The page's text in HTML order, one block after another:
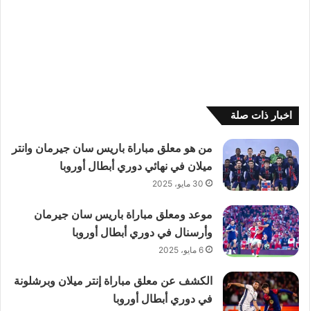
اخبار ذات صلة
من هو معلق مباراة باريس سان جيرمان وانتر
ميلان في نهائي دوري أبطال أوروبا
30 مايو، 2025
موعد ومعلق مباراة باريس سان جيرمان
وأرسنال في دوري أبطال أوروبا
6 مايو، 2025
الكشف عن معلق مباراة إنتر ميلان وبرشلونة
في دوري أبطال أوروبا